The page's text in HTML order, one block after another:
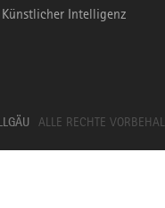
Intelligenz
ALLE RECHTE